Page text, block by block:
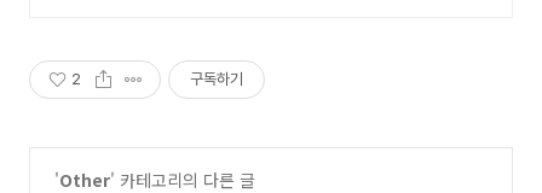
2 구독하기
'Other' 카테고리의 다른 글